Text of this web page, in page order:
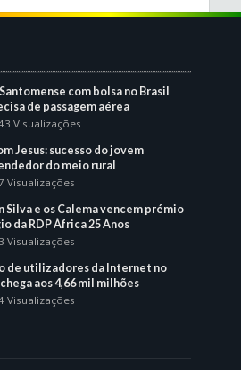
com bolsa no Brasil
de passagem aérea
Visualizações
Jesus: sucesso do jovem
do meio rural
Visualizações
Silva e os Calema vencem prémio
da RDP África 25 Anos
Visualizações
de utilizadores da Internet no
aos 4,66 mil milhões
Visualizações